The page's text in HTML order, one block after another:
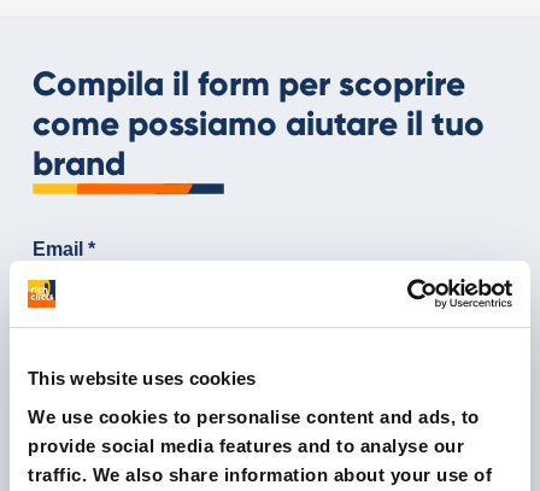
This website uses cookies
We use cookies to personalise content and ads, to
provide social media features and to analyse our
traffic. We also share information about your use of
Compila il form per scoprire
come possiamo aiutare il tuo
brand